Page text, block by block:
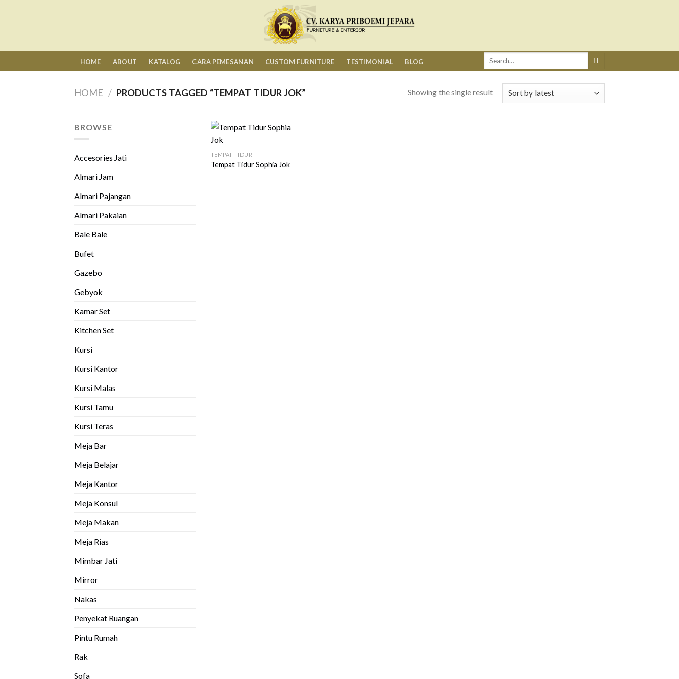
HOME ABOUT KATALOG CARA PEMESANAN CUSTOM FURNITURE TESTIMONIAL BLOG
Search
HOME / PRODUCTS TAGGED “TEMPAT TIDUR JOK” Showing the single result
BROWSE
Accesories Jati
Almari Jam
Almari Pajangan
Almari Pakaian
Bale Bale
Bufet
Gazebo
Gebyok
Kamar Set
Kitchen Set
Kursi
Kursi Kantor
Kursi Malas
Kursi Tamu
Kursi Teras
Meja Bar
Meja Belajar
Meja Kantor
Meja Konsul
Meja Makan
Meja Rias
Mimbar Jati
Mirror
Nakas
Penyekat Ruangan
Pintu Rumah
Rak
Sofa
TEMPAT TIDUR
Tempat Tidur Sophia Jok